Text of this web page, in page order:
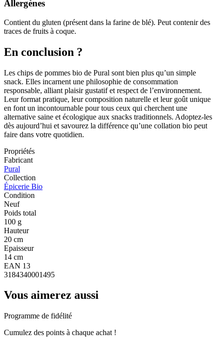
Allergènes
Contient du gluten (présent dans la farine de blé). Peut contenir des
traces de fruits à coque.
En conclusion ?
Les chips de pommes bio de Pural sont bien plus qu’un simple
snack. Elles incarnent une philosophie de consommation
responsable, alliant plaisir gustatif et respect de l’environnement.
Leur format pratique, leur composition naturelle et leur goût unique
en font un incontournable pour tous ceux qui cherchent une
alternative saine et écologique aux snacks traditionnels. Adoptez-les
dès aujourd’hui et savourez la différence qu’une collation bio peut
faire dans votre quotidien.
Propriétés
Fabricant
Pural
Collection
Épicerie Bio
Condition
Neuf
Poids total
100 g
Hauteur
20 cm
Epaisseur
14 cm
EAN 13
3184340001495
Vous aimerez aussi
Programme de fidélité
Cumulez des points à chaque achat !